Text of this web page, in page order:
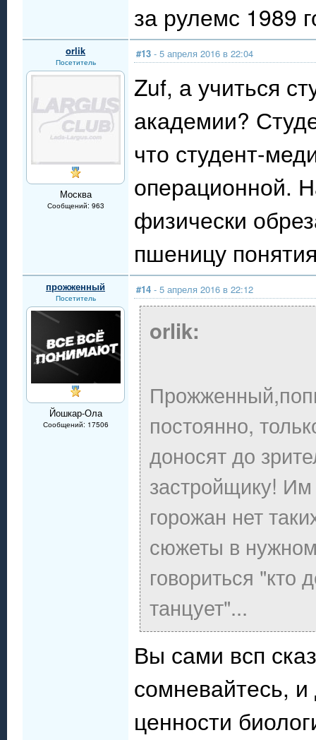
за рулемс 1989
orlik
Посетитель
Москва
Сообщений: 963
#13 - 5 апреля 2016 в 22:04
Zuf, а учиться
академии?
что студент-
операционной.
физически
пшеницу
прожженный
Посетитель
Йошкар-Ола
Сообщений: 17506
#14 - 5 апреля 2016 в 22:12
orlik:
постоянно,
доносят до
застройщику!
горожан нет
сюжеты в
говориться "кто
танцует"...
Вы сами всп
сомневайтесь,
ценности